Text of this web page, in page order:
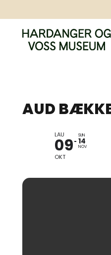
AUD
LAU
09
OKT
SUN
14
NOV